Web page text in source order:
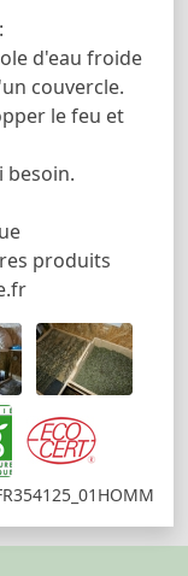
d'eau froide
couvercle.
le feu et
besoin.
produits